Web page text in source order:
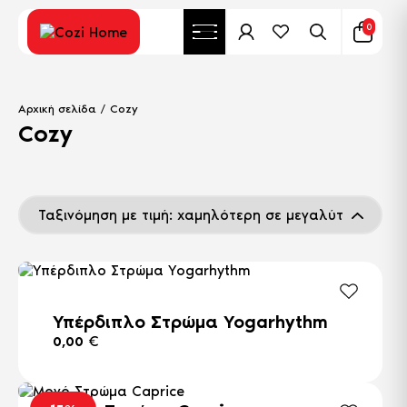
0
Αρχική σελίδα / Cozy
Cozy
Υπέρδιπλο Στρώμα Yogarhythm
0,00 €
Αυτό